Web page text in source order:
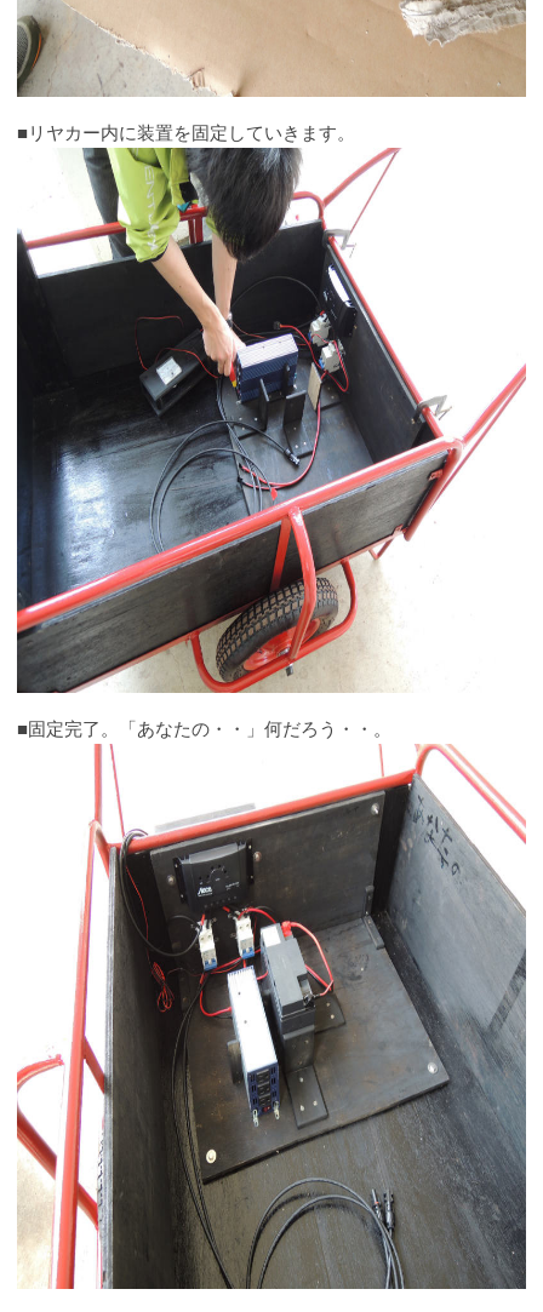
■リヤカー内に装置を固定していきます。
■固定完了。「あなたの・・」何だろう・・。